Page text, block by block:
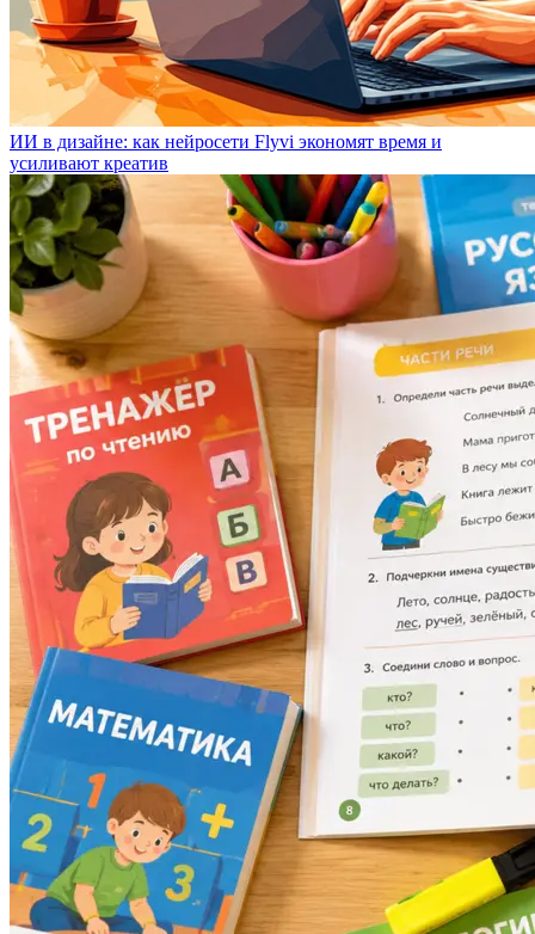
ИИ в дизайне: как нейросети Flyvi экономят время и
усиливают креатив